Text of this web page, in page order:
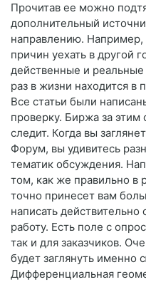
Прочитав ее можно
дополнительный
направлению.
причин уехать в другой
действенные и
раз в жизни находится в
Все статьи были
проверку. Биржа за этим
следит. Когда вы
Форум, вы удивитесь
тематик обсуждения.
том, как же правильно в
точно принесет вам
написать
работу. Есть поле с
так и для заказчиков.
будет заглянуть именно
Дифференциальная